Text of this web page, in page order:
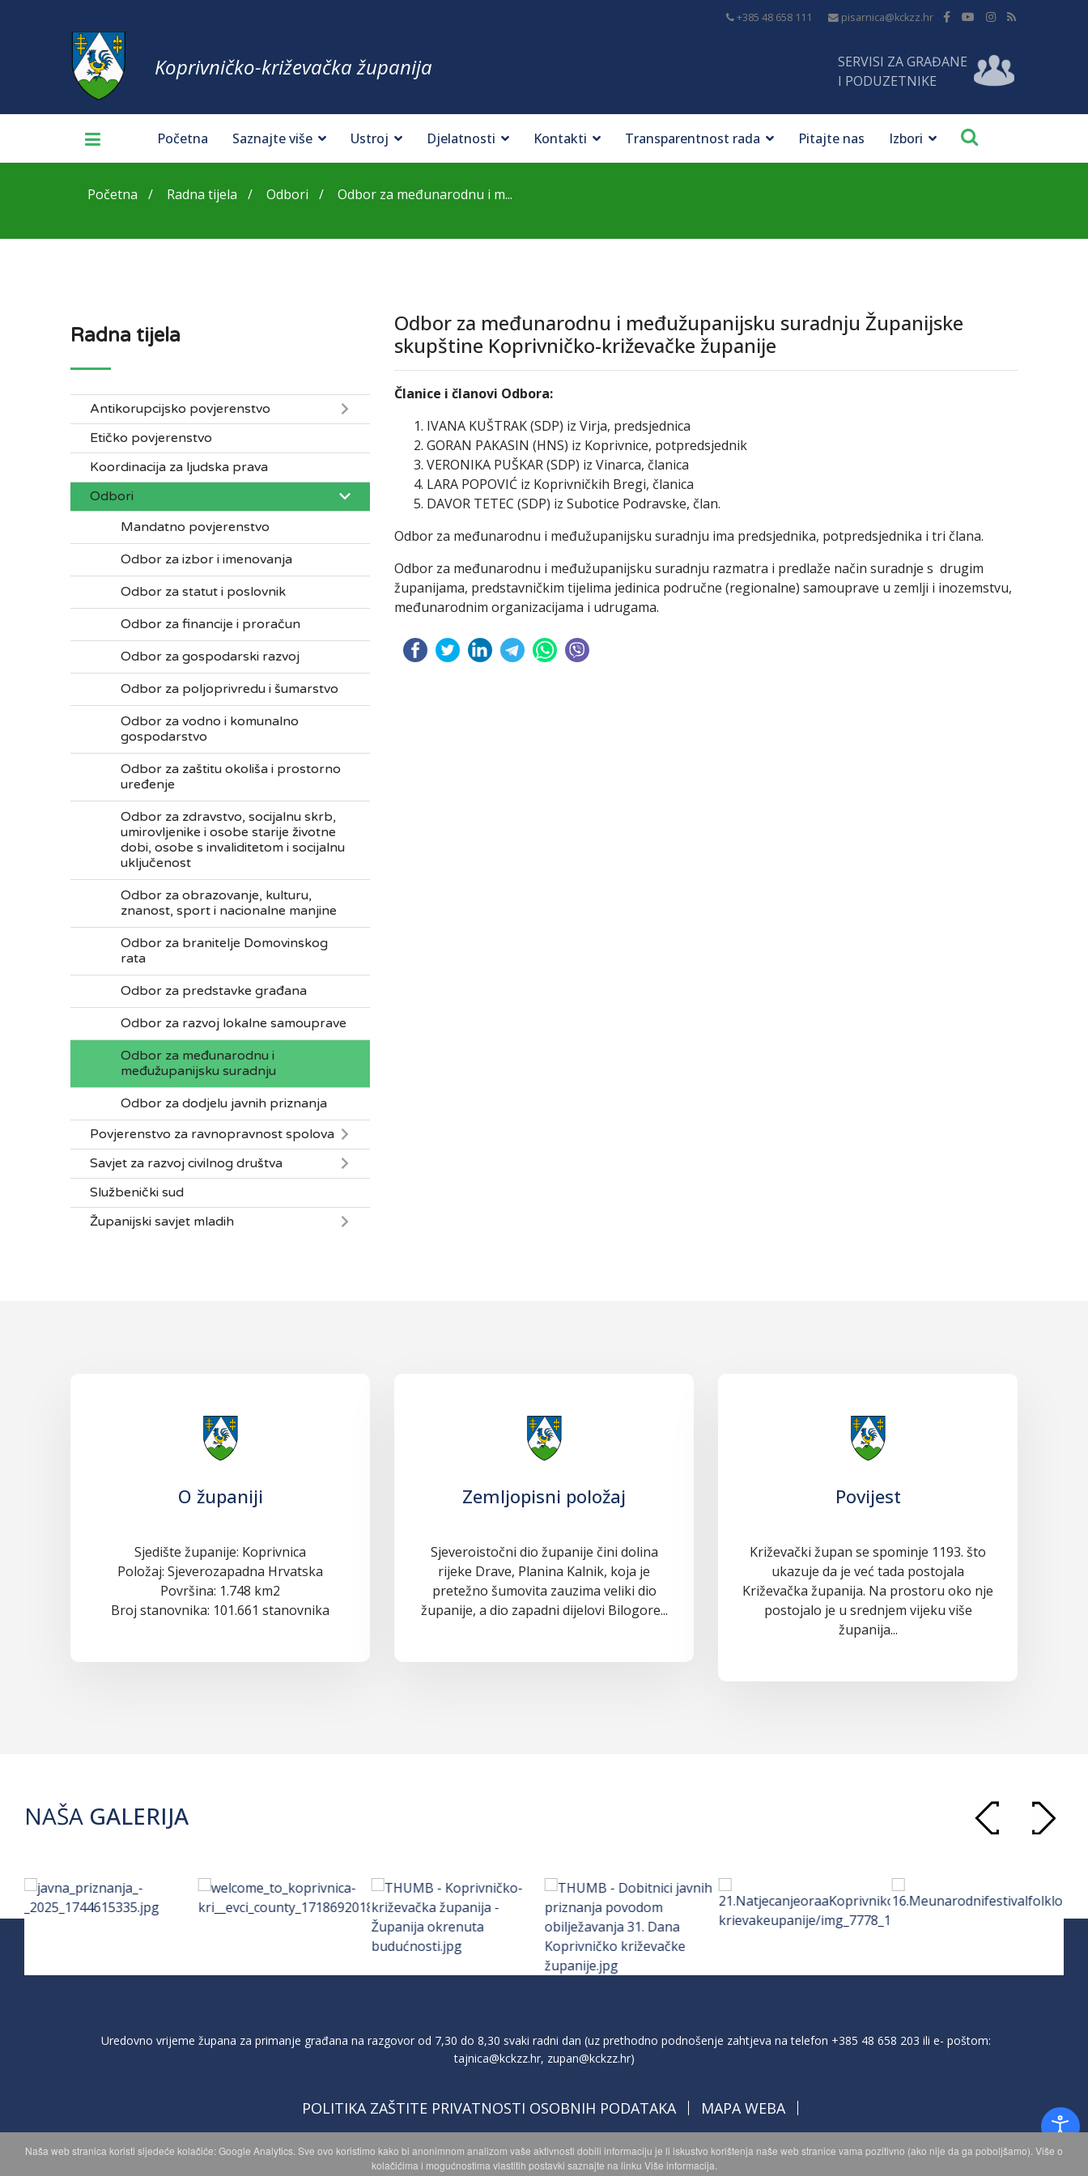
+385 48 658 111 pisarnica@kckzz.hr
Koprivničko-križevačka županija
SERVISI ZA GRAĐANE
I PODUZETNIKE
Početna Saznajte više Ustroj Djelatnosti Kontakti Transparentnost rada Pitajte nas Izbori
Početna Radna tijela Odbori Odbor za međunarodnu i m...
Radna tijela
Antikorupcijsko povjerenstvo
Etičko povjerenstvo
Koordinacija za ljudska prava
Odbori
Mandatno povjerenstvo
Odbor za izbor i imenovanja
Odbor za statut i poslovnik
Odbor za financije i proračun
Odbor za gospodarski razvoj
Odbor za poljoprivredu i šumarstvo
Odbor za vodno i komunalno
gospodarstvo
Odbor za zaštitu okoliša i prostorno
uređenje
Odbor za zdravstvo, socijalnu skrb,
umirovljenike i osobe starije životne
dobi, osobe s invaliditetom i socijalnu
uključenost
Odbor za obrazovanje, kulturu,
znanost, sport i nacionalne manjine
Odbor za branitelje Domovinskog
rata
Odbor za predstavke građana
Odbor za razvoj lokalne samouprave
Odbor za međunarodnu i
međužupanijsku suradnju
Odbor za dodjelu javnih priznanja
Povjerenstvo za ravnopravnost spolova
Savjet za razvoj civilnog društva
Službenički sud
Županijski savjet mladih
Odbor za međunarodnu i međužupanijsku suradnju Županijske
skupštine Koprivničko-križevačke županije
Članice i članovi Odbora:
IVANA KUŠTRAK (SDP) iz Virja, predsjednica
GORAN PAKASIN (HNS) iz Koprivnice, potpredsjednik
VERONIKA PUŠKAR (SDP) iz Vinarca, članica
LARA POPOVIĆ iz Koprivničkih Bregi, članica
DAVOR TETEC (SDP) iz Subotice Podravske, član.
Odbor za međunarodnu i međužupanijsku suradnju ima predsjednika, potpredsjednika i tri člana.
Odbor za međunarodnu i međužupanijsku suradnju razmatra i predlaže način suradnje s drugim
županijama, predstavničkim tijelima jedinica područne (regionalne) samouprave u zemlji i inozemstvu,
međunarodnim organizacijama i udrugama.
O županiji
Sjedište županije: Koprivnica
Položaj: Sjeverozapadna Hrvatska
Površina: 1.748 km2
Broj stanovnika: 101.661 stanovnika
Zemljopisni položaj
Sjeveroistočni dio županije čini dolina
rijeke Drave, Planina Kalnik, koja je
pretežno šumovita zauzima veliki dio
županije, a dio zapadni dijelovi Bilogore...
Povijest
Križevački župan se spominje 1193. što
ukazuje da je već tada postojala
Križevačka županija. Na prostoru oko nje
postojalo je u srednjem vijeku više
županija...
NAŠA GALERIJA
Uredovno vrijeme župana za primanje građana na razgovor od 7,30 do 8,30 svaki radni dan (uz prethodno podnošenje zahtjeva na telefon +385 48 658 203 ili e- poštom:
tajnica@kckzz.hr, zupan@kckzz.hr)
POLITIKA ZAŠTITE PRIVATNOSTI OSOBNIH PODATAKA MAPA WEBA
Naša web stranica koristi sljedeće kolačiće: Google Analytics. Sve ovo koristimo kako bi anonimnom analizom vaše aktivnosti dobili informaciju je li iskustvo korištenja naše web stranice vama pozitivno (ako nije da ga poboljšamo). Više o
kolačićima i mogućnostima vlastitih postavki saznajte na linku Više informacija.